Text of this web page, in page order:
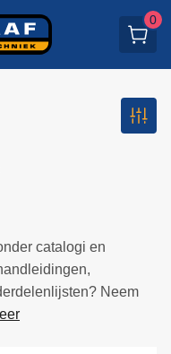
0
catalogi en
Neem